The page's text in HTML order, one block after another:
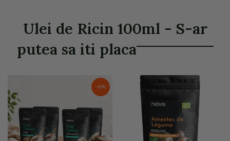
Ulei de Ricin 100ml - S-ar
putea sa iti placa
-6%